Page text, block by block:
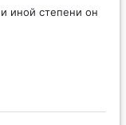
иной степени он